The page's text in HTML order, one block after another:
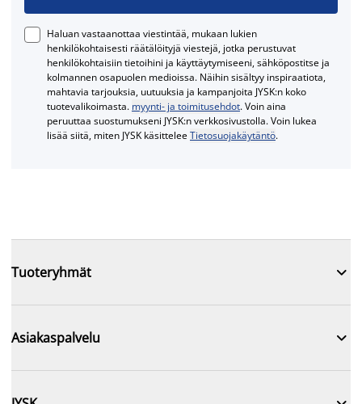
Haluan vastaanottaa viestintää, mukaan lukien
henkilökohtaisesti räätälöityjä viestejä, jotka perustuvat
henkilökohtaisiin tietoihini ja käyttäytymiseeni, sähköpostitse ja
kolmannen osapuolen medioissa. Näihin sisältyy inspiraatiota,
mahtavia tarjouksia, uutuuksia ja kampanjoita JYSK:n koko
tuotevalikoimasta. myynti- ja toimitusehdot. Voin aina
peruuttaa suostumukseni JYSK:n verkkosivustolla. Voin lukea
lisää siitä, miten JYSK käsitteleeTietosuojakäytäntö.
Tuoteryhmät 
Asiakaspalvelu 